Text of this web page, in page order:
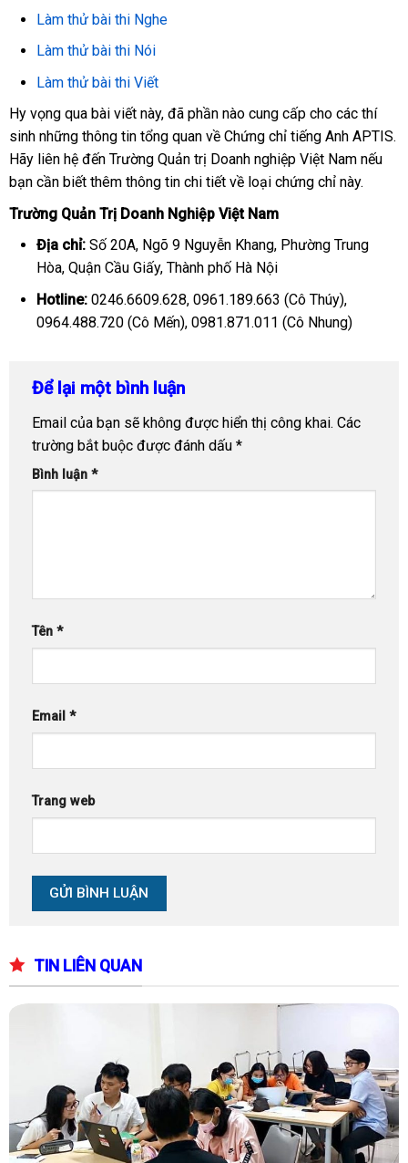
Làm thử bài thi Nghe
Làm thử bài thi Nói
Làm thử bài thi Viết
Hy vọng qua bài viết này, đã phần nào cung cấp cho các thí
sinh những thông tin tổng quan về Chứng chỉ tiếng Anh APTIS.
Hãy liên hệ đến Trường Quản trị Doanh nghiệp Việt Nam nếu
bạn cần biết thêm thông tin chi tiết về loại chứng chỉ này.
Trường Quản Trị Doanh Nghiệp Việt Nam
Địa chỉ:Số 20A, Ngõ 9 Nguyễn Khang, Phường Trung
Hòa, Quận Cầu Giấy, Thành phố Hà Nội
Hotline:0246.6609.628, 0961.189.663 (Cô Thúy),
0964.488.720 (Cô Mến), 0981.871.011 (Cô Nhung)
Để lại một bình luận
Email của bạn sẽ không được hiển thị công khai. Các
trường bắt buộc được đánh dấu *
Bình luận *
Tên *
Email *
Trang web
TIN LIÊN QUAN